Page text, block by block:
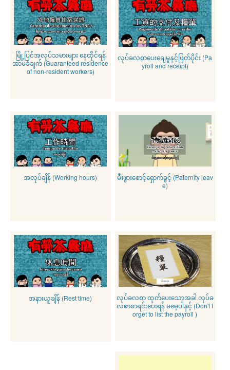
မြို့ပြင်အလုပ်သမားများ နေထိုင်ရန်
အာမခံချက် (Guaranteed residence
of non-resident workers)
လုပ်ခလစာပေးချေမှုနှင့်ဖြတ်ပိုင်း (Pa
yroll and receipt)
အလုပ်ချိန် (Working hours)
မီးဖွားစောင့်ရှောက်ခွင့် (Paternity leav
e)
အနားယူချိန် (Rest time)
လုပ်ခလစာ ထုတ်ပေးသောအခါ လုပ်ခ
လစာစာရင်းပေးရန် မမေ့ပါနှင့် (Don't f
orget to list the payroll )